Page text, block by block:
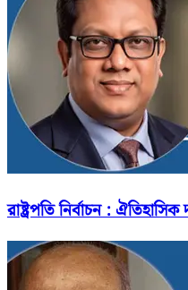
রাষ্ট্রপতি নির্বাচন :